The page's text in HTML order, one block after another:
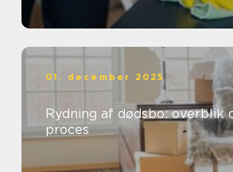
01. december 2025
Rydning af dødsbo: overblik
proces